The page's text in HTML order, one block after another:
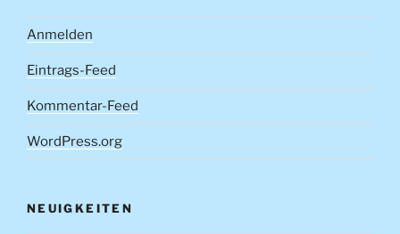
Anmelden
Eintrags-Feed
Kommentar-Feed
WordPress.org
NEUIGKEITEN